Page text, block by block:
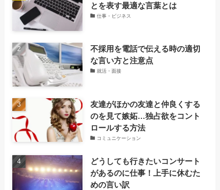
とを表す最適な言葉とは
仕事・ビジネス
不採用を電話で伝える時の適切
な言い方と注意点
就活・面接
友達がほかの友達と仲良くする
のを見て嫉妬…独占欲をコント
ロールする方法
コミュニケーション
どうしても行きたいコンサート
があるのに仕事！上手に休むた
めの言い訳